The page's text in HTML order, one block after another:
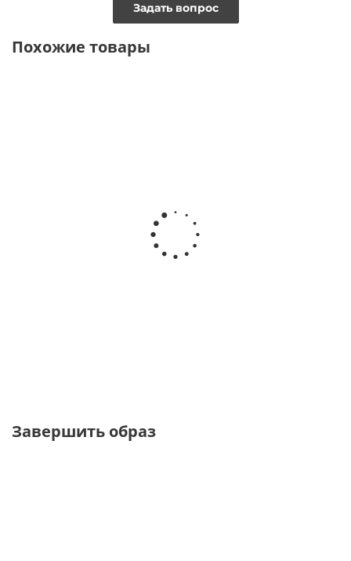
Задать вопрос
Похожие товары
Завершить образ